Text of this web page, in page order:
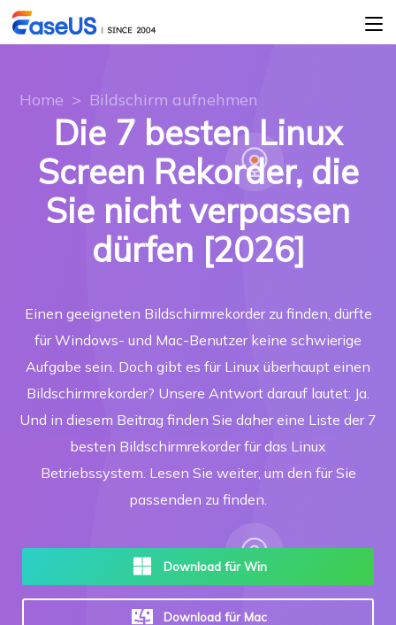
Home > Bildschirm aufnehmen
Die 7 besten Linux
Screen Rekorder, die
Sie nicht verpassen
dürfen [2026]
Einen geeigneten Bildschirmrekorder zu finden, dürfte
für Windows- und Mac-Benutzer keine schwierige
Aufgabe sein. Doch gibt es für Linux überhaupt einen
Bildschirmrekorder? Unsere Antwort darauf lautet: Ja.
Und in diesem Beitrag finden Sie daher eine Liste der 7
besten Bildschirmrekorder für das Linux
Betriebssystem. Lesen Sie weiter, um den für Sie
passenden zu finden.
Download für Win
Download für Mac